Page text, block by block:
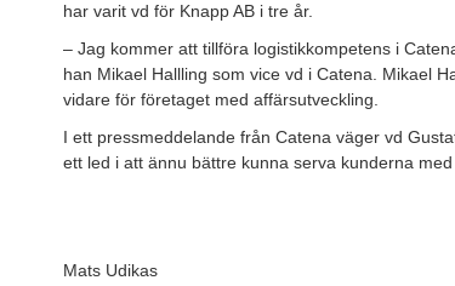
har varit vd för Knapp AB i tre år.
– Jag kommer att tillföra logistikkompetens i
han Mikael Hallling som vice vd i Catena. Mikael
vidare för företaget med affärsutveckling.
I ett pressmeddelande från Catena väger vd
ett led i att ännu bättre kunna serva kunderna
Mats Udikas